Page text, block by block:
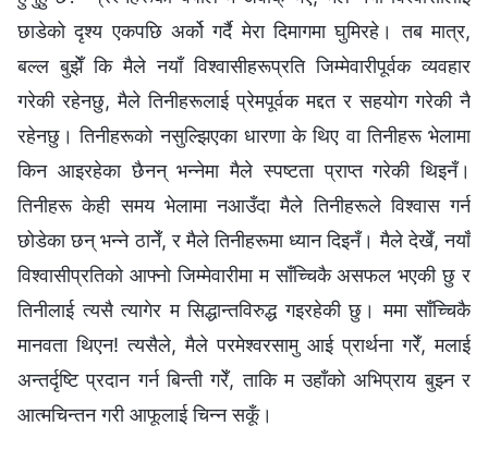
छाडेको दृश्य एकपछि अर्को गर्दै मेरा दिमागमा घुमिरहे। तब मात्र,
बल्ल बुझेँ कि मैले नयाँ विश्वासीहरूप्रति जिम्मेवारीपूर्वक व्यवहार
गरेकी रहेनछु, मैले तिनीहरूलाई प्रेमपूर्वक मद्दत र सहयोग गरेकी नै
रहेनछु। तिनीहरूको नसुल्झिएका धारणा के थिए वा तिनीहरू भेलामा
किन आइरहेका छैनन् भन्नेमा मैले स्पष्टता प्राप्त गरेकी थिइनँ।
तिनीहरू केही समय भेलामा नआउँदा मैले तिनीहरूले विश्वास गर्न
छोडेका छन् भन्ने ठानेँ, र मैले तिनीहरूमा ध्यान दिइनँ। मैले देखेँ, नयाँ
विश्वासीप्रतिको आफ्नो जिम्मेवारीमा म साँच्चिकै असफल भएकी छु र
तिनीलाई त्यसै त्यागेर म सिद्धान्तविरुद्ध गइरहेकी छु। ममा साँच्चिकै
मानवता थिएन! त्यसैले, मैले परमेश्‍वरसामु आई प्रार्थना गरेँ, मलाई
अन्तर्दृष्टि प्रदान गर्न बिन्ती गरेँ, ताकि म उहाँको अभिप्राय बुझ्न र
आत्मचिन्तन गरी आफूलाई चिन्न सकूँ।